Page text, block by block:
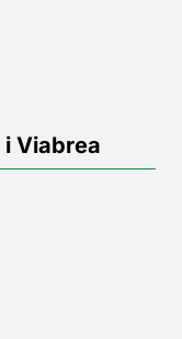
i Viabrea